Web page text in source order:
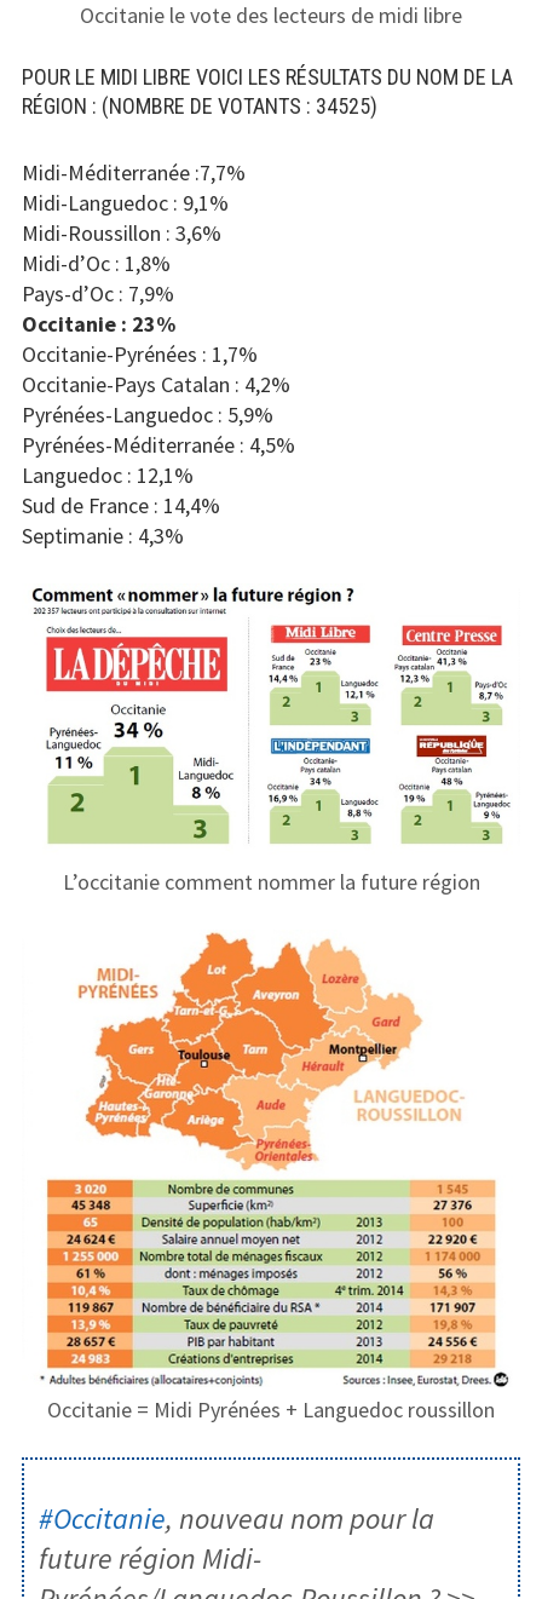
Occitanie le vote des lecteurs de midi libre
POUR LE MIDI LIBRE VOICI LES RÉSULTATS DU NOM DE LA
RÉGION : (NOMBRE DE VOTANTS : 34525)
Midi-Méditerranée :7,7%
Midi-Languedoc : 9,1%
Midi-Roussillon : 3,6%
Midi-d’Oc : 1,8%
Pays-d’Oc : 7,9%
Occitanie : 23%
Occitanie-Pyrénées : 1,7%
Occitanie-Pays Catalan : 4,2%
Pyrénées-Languedoc : 5,9%
Pyrénées-Méditerranée : 4,5%
Languedoc : 12,1%
Sud de France : 14,4%
Septimanie : 4,3%
L’occitanie comment nommer la future région
Occitanie = Midi Pyrénées + Languedoc roussillon
#Occitanie, nouveau nom pour la
future région Midi-